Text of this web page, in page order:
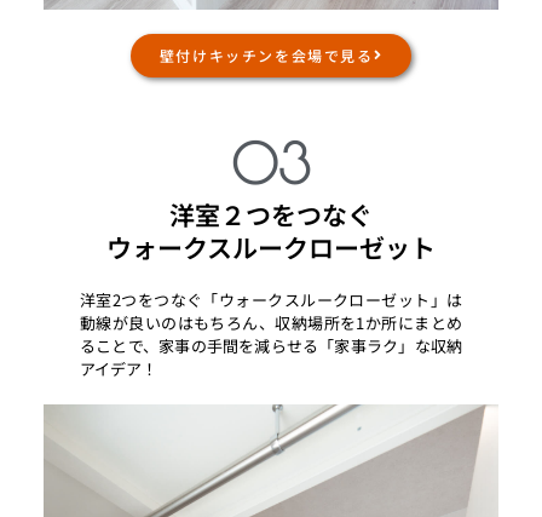
壁付けキッチンを会場で見る
03
洋室２つをつなぐ
ウォークスルークローゼット
洋室2つをつなぐ「ウォークスルークローゼット」は
動線が良いのはもちろん、収納場所を1か所にまとめ
ることで、家事の手間を減らせる「家事ラク」な収納
アイデア！